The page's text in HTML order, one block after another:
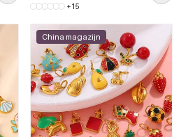
+15
China magazijn